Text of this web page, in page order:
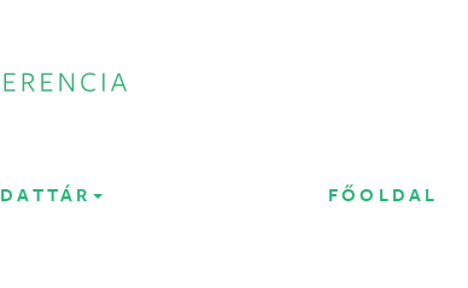
FŐOLDAL